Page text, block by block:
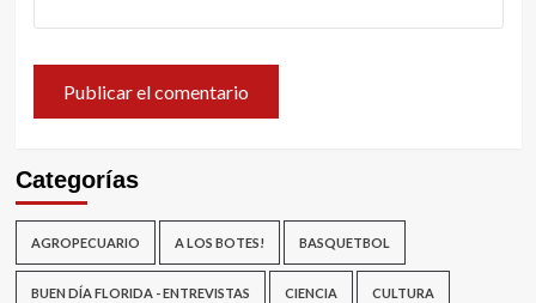
Categorías
AGROPECUARIO A LOS BOTES! BASQUETBOL
BUEN DÍA FLORIDA - ENTREVISTAS CIENCIA CULTURA